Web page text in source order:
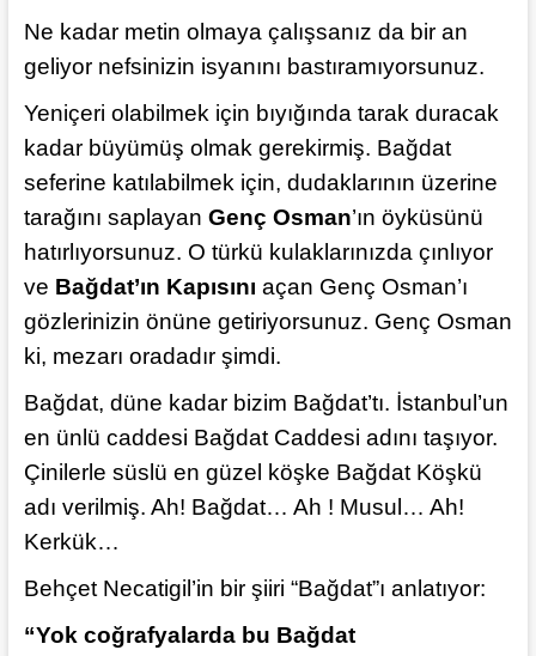
Ne kadar metin olmaya çalışsanız da bir an
geliyor nefsinizin isyanını bastıramıyorsunuz.
Yeniçeri olabilmek için bıyığında tarak duracak
kadar büyümüş olmak gerekirmiş. Bağdat
seferine katılabilmek için, dudaklarının üzerine
tarağını saplayan Genç Osman’ın öyküsünü
hatırlıyorsunuz. O türkü kulaklarınızda çınlıyor
ve Bağdat’ın Kapısını açan Genç Osman’ı
gözlerinizin önüne getiriyorsunuz. Genç Osman
ki, mezarı oradadır şimdi.
Bağdat, düne kadar bizim Bağdat’tı. İstanbul’un
en ünlü caddesi Bağdat Caddesi adını taşıyor.
Çinilerle süslü en güzel köşke Bağdat Köşkü
adı verilmiş. Ah! Bağdat… Ah ! Musul… Ah!
Kerkük…
Behçet Necatigil’in bir şiiri “Bağdat”ı anlatıyor:
“Yok coğrafyalarda bu Bağdat